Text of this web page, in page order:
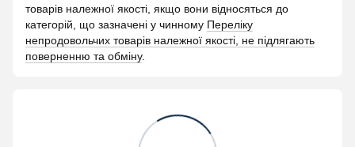
товарів належної якості, якщо вони відносяться до
категорій, що зазначені у чинному Переліку
непродовольчих товарів належної якості, не підлягають
поверненню та обміну.